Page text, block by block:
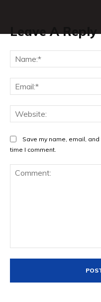
Leave A Reply
Save my name, email,
time I comment.